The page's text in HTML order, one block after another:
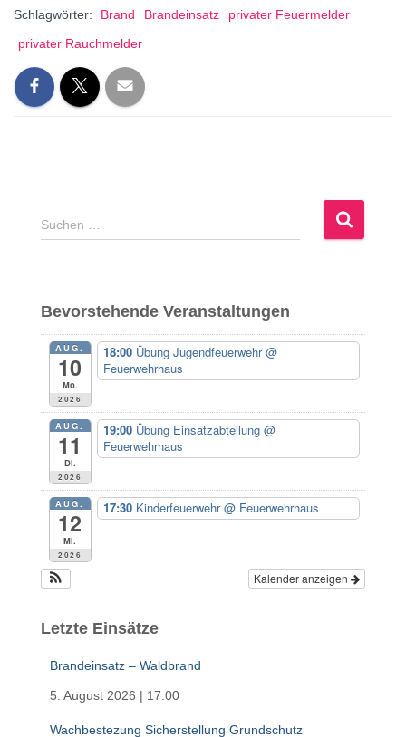
Schlagwörter:
Brand Brandeinsatz
privater Feuermelder
privater Rauchmelder
S
u
n
n
:
Suchen …
Bevorstehende Veranstaltungen
AUG.
10
Mo.
2026
18:00 Übung Jugendfeuerwehr@
Feuerwehrhaus
AUG.
11
Di.
2026
19:00 Übung Einsatzabteilung @
Feuerwehrhaus
AUG.
12
Mi.
2026
17:30 Kinderfeuerwehr@ Feuerwehrhaus
Kalender anzeigen
Letzte Einsätze
Brandeinsatz – Waldbrand
5. August 2026 | 17:00
Wachbestezung Sicherstellung Grundschutz